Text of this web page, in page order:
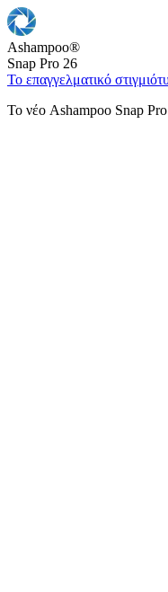
Ashampoo®
Snap Pro 26
Το επαγγελματικό
Το νέο Ashampoo Snap Pro